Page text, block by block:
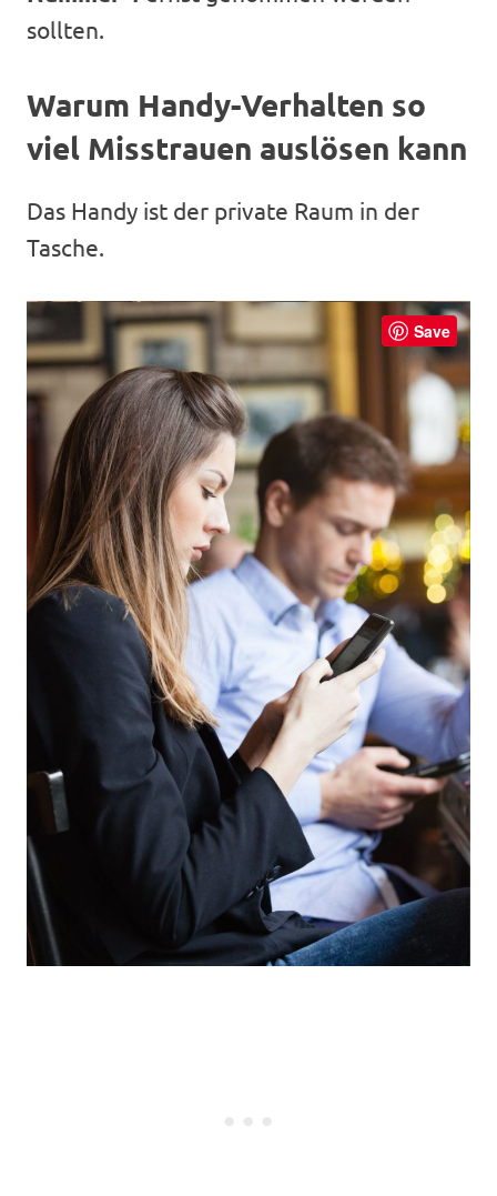
sollten.
Warum Handy-Verhalten so
viel Misstrauen auslösen kann
Das Handy ist der private Raum in der
Tasche.
Save